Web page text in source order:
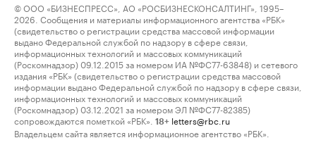
© ООО «БИЗНЕСПРЕСС», АО «РОСБИЗНЕСКОНСАЛТИНГ», 1995–
2026. Сообщения и материалы информационного агентства «РБК»
(свидетельство о регистрации средства массовой информации
выдано Федеральной службой по надзору в сфере связи,
информационных технологий и массовых коммуникаций
(Роскомнадзор) 09.12.2015 за номером ИА №ФС77-63848) и сетевого
издания «РБК» (свидетельство о регистрации средства массовой
информации выдано Федеральной службой по надзору в сфере связи,
информационных технологий и массовых коммуникаций
(Роскомнадзор) 03.12.2021 за номером ЭЛ №ФС77-82385)
сопровождаются пометкой «РБК».
18+ letters@rbc.ru
Владельцем сайта является информационное агентство «РБК».